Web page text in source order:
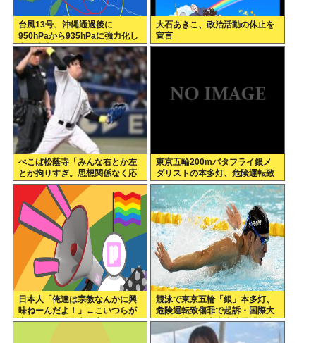
台風13号、沖縄通過後に
950hPaから935hPaに強力化し
中国本土へwww
大石あきこ、政治活動の休止を
宣言
ぺこぱ松蔭寺「みんな右とか左
とか拘りすぎ。思想関係なく応
援しようよ」
東京五輪200mバタフライ銀メ
ダリストの本多灯、危険運転致
傷罪で起訴される。なぜ日本の
競泳界はオワコン化したのか
日本人「俺達は宗教なんかに興
味ねーんだよ！」←こいつらが
宗教なしに道徳心を育めている
競泳で東京五輪「銀」本多灯、
危険運転致傷罪で起訴・国際大
会を辞退…日本水泳連盟「報告
が遅れお詫び」